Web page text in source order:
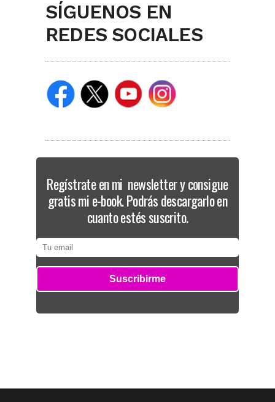
SÍGUENOS EN
REDES SOCIALES
Regístrate en mi newsletter y consigue
gratis mi e-book. Podrás descargarlo en
cuanto estés suscrito.